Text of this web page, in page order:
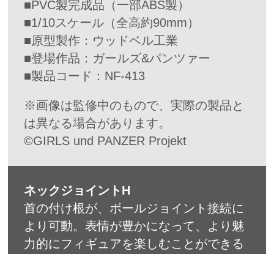
■PVC製完成品（一部ABS製）
■1/10スケール（全高約90mm）
■原型製作：ウッドベル工業
■登場作品：ガールズ&パンツァー
■製品コード：NF-413
※画像は監修中のもので、実際の製品と
は異なる場合があります。
©GIRLS und PANZER Projekt
ネックジョイントH
首の付け根が、ボールジョイント接続に
より可動。表情が豊かになって、より魅
力的にフィギュアを楽しむことができる